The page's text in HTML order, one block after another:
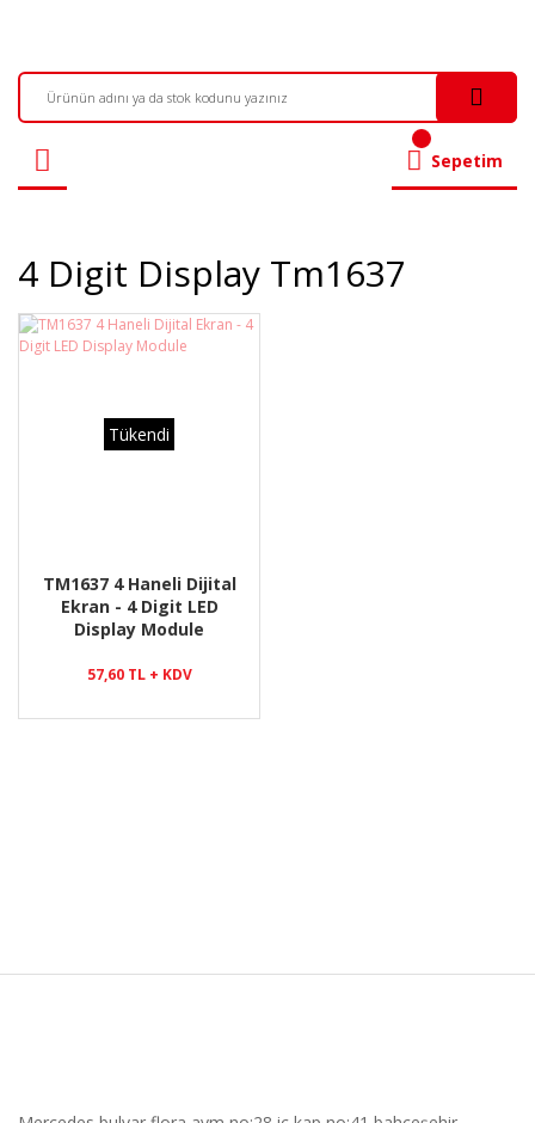
Sepetim
4 Digit Display Tm1637
Tükendi
TM1637 4 Haneli Dijital
Ekran - 4 Digit LED
Display Module
57,60 TL + KDV